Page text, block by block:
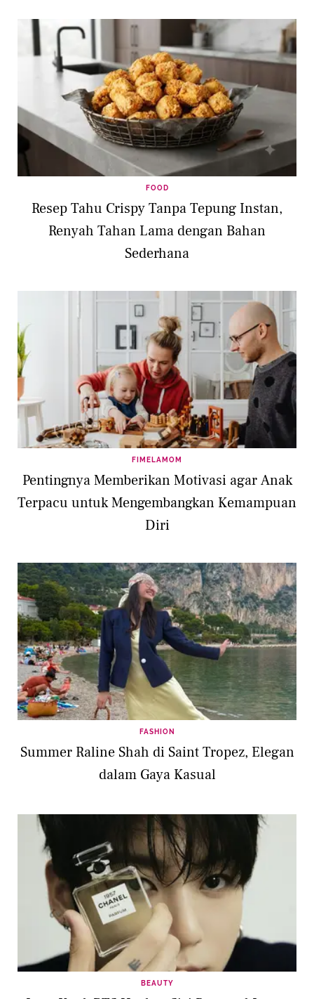
FOOD
Resep Tahu Crispy Tanpa Tepung Instan,
Renyah Tahan Lama dengan Bahan
Sederhana
FIMELAMOM
Pentingnya Memberikan Motivasi agar Anak
Terpacu untuk Mengembangkan Kemampuan
Diri
FASHION
Summer Raline Shah di Saint Tropez, Elegan
dalam Gaya Kasual
BEAUTY